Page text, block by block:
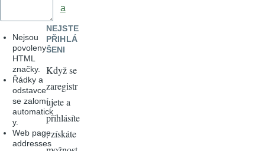
Nejsou
povoleny
HTML
značky.
Řádky a
odstavce
se zalomí
automatick
y.
Web page
addresses
a
NEJSTE
PŘIHLÁ
ŠENI
Když se
zaregistr
ujete a
přihlásíte
, získáte